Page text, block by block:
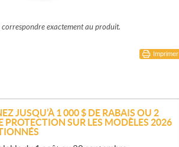
exactement au produit.
Imprimer
JUSQU’À 1 000 $ DE RABAIS OU 2
PROTECTION SUR LES MODÈLES 2026